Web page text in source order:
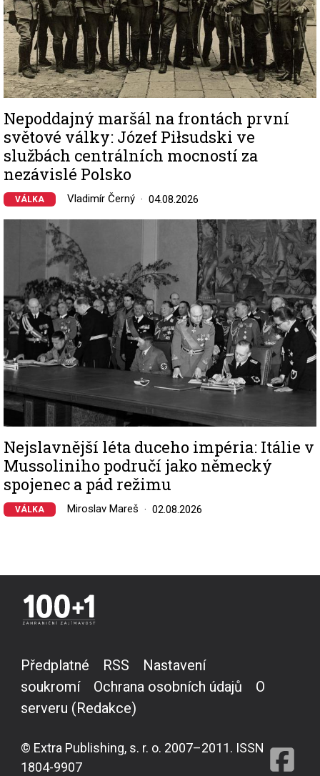
Nepoddajný maršál na frontách první
světové války: Józef Piłsudski ve
službách centrálních mocností za
nezávislé Polsko
VÁLKA Vladimír Černý 04.08.2026
Nejslavnější léta duceho impéria: Itálie v
Mussoliniho područí jako německý
spojenec a pád režimu
VÁLKA Miroslav Mareš 02.08.2026
Předplatné RSS
Nastavení
soukromí
Ochrana osobních údajů
O
serveru (Redakce)
© Extra Publishing, s. r. o. 2007–2011. ISSN
1804-9907